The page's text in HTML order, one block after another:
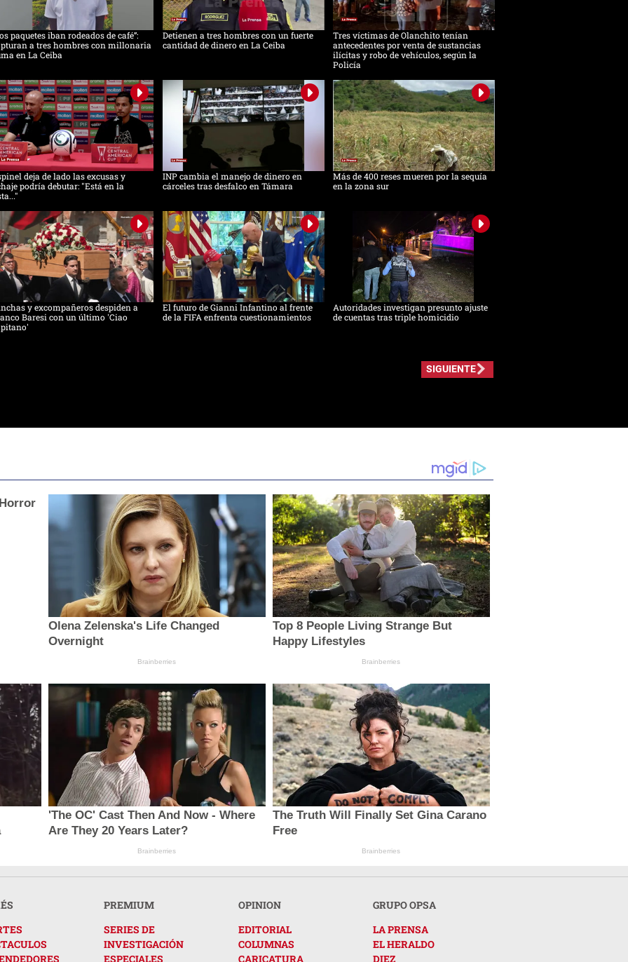
paquetes iban rodeados de café”:
a tres hombres con millonaria
en La Ceiba
Detienen a tres hombres con un fuerte
cantidad de dinero en La Ceiba
Tres víctimas de Olanchito tenían
antecedentes por venta de sustancias
ilícitas y robo de vehículos, según la
Policía
deja de lado las excusas y
podría debutar: "Está en la
INP cambia el manejo de dinero en
cárceles tras desfalco en Támara
Más de 400 reses mueren por la sequía
en la zona sur
y excompañeros despiden a
Baresi con un último 'Ciao
El futuro de Gianni Infantino al frente
de la FIFA enfrenta cuestionamientos
Autoridades investigan presunto ajuste
de cuentas tras triple homicidio
SIGUIENTE
Olena Zelenska's Life Changed
Overnight
Brainberries
Top 8 People Living Strange But
Happy Lifestyles
Brainberries
'The OC' Cast Then And Now - Where
Are They 20 Years Later?
Brainberries
The Truth Will Finally Set Gina Carano
Free
Brainberries
PREMIUM
SERIES DE
INVESTIGACIÓN
ESPECIALES
OPINION
EDITORIAL
COLUMNAS
CARICATURA
GRUPO OPSA
LA PRENSA
EL HERALDO
DIEZ